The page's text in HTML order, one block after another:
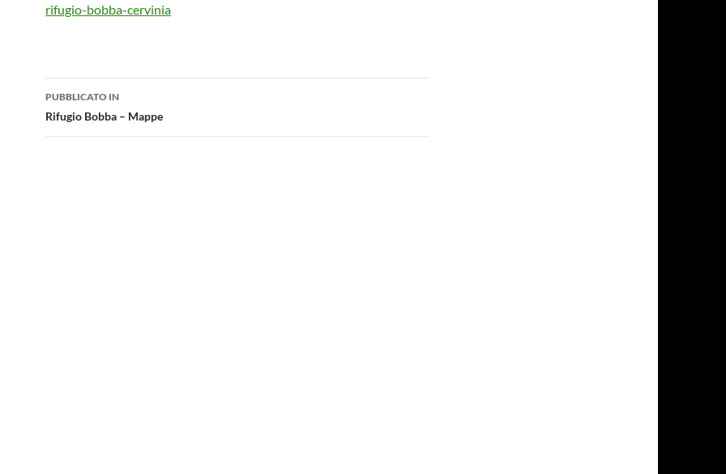
rifugio-bobba-cervinia
Navigazione
articolo
PUBBLICATO IN
Rifugio Bobba – Mappe